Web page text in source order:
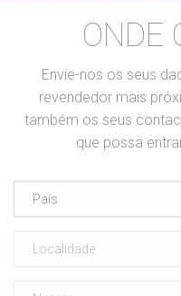
ONDE
Envie-nos os seus
revendedor mais
também os seus
que possa
País